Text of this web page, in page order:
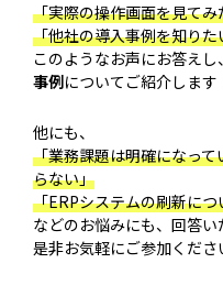
「実際の操作画面を見てみ
「他社の導入事例を知りた
このようなお声にお答え
事例についてご紹介します
他にも、
「業務課題は明確になっ
らない」
「ERPシステムの刷新に
などのお悩みにも、回答い
是非お気軽にご参加くださ